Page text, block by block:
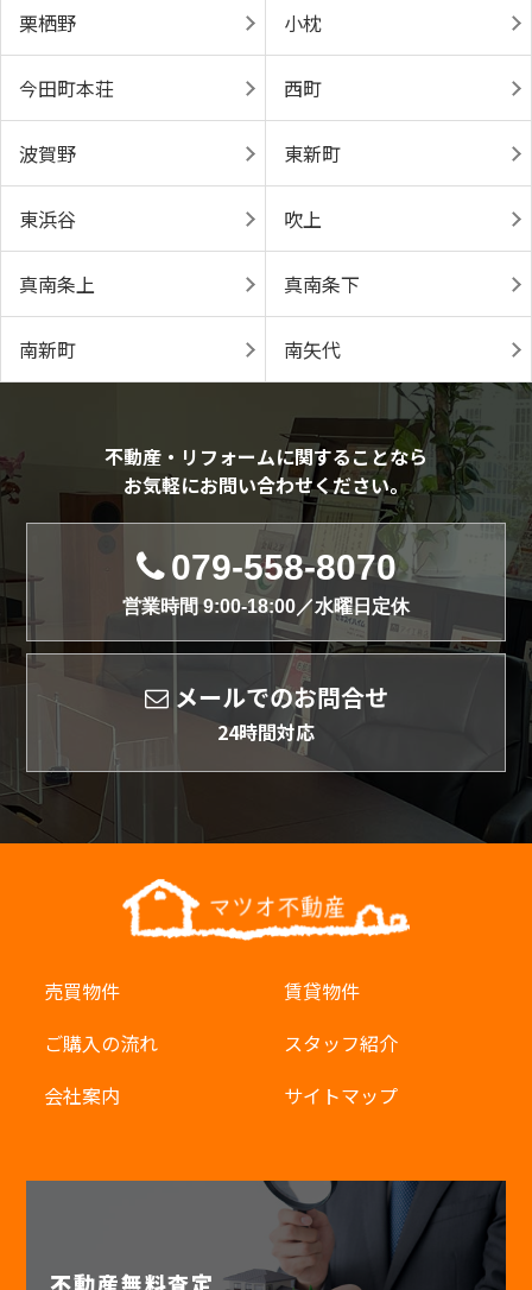
栗栖野 小枕
今田町本荘 西町
波賀野 東新町
東浜谷 吹上
真南条上 真南条下
南新町 南矢代
不動産・リフォームに関することなら
お気軽にお問い合わせください。
079-558-8070
営業時間 9:00-18:00／水曜日定休
メールでのお問合せ
24時間対応
売買物件
賃貸物件
ご購入の流れ
スタッフ紹介
会社案内
サイトマップ
不動産無料査定